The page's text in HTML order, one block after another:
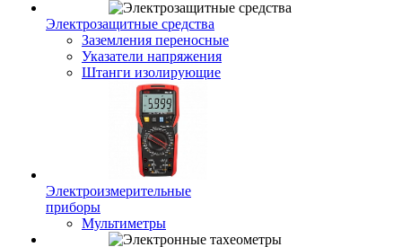
Электрозащитные средства
Заземления переносные
Указатели напряжения
Штанги изолирующие
Электроизмерительные
приборы
Мультиметры